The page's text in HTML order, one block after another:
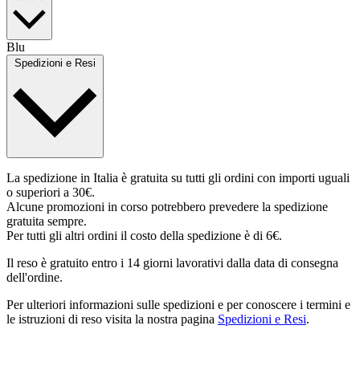
Blu
Spedizioni e Resi
La spedizione in Italia è gratuita su tutti gli ordini con importi uguali
o superiori a 30€.
Alcune promozioni in corso potrebbero prevedere la spedizione
gratuita sempre.
Per tutti gli altri ordini il costo della spedizione è di 6€.
Il reso è gratuito entro i 14 giorni lavorativi dalla data di consegna
dell'ordine.
Per ulteriori informazioni sulle spedizioni e per conoscere i termini e
le istruzioni di reso visita la nostra pagina Spedizioni e Resi.